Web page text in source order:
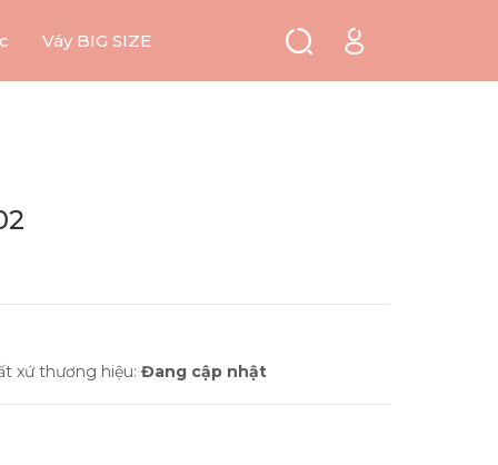
Váy BIG SIZE
xứ thương hiệu: Đang cập nhật